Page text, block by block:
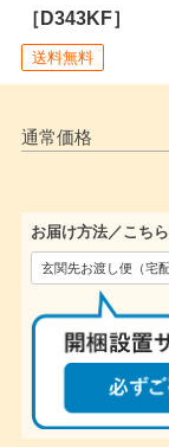
［D343KF］
送料無料
通常価格
お届け方法／こち